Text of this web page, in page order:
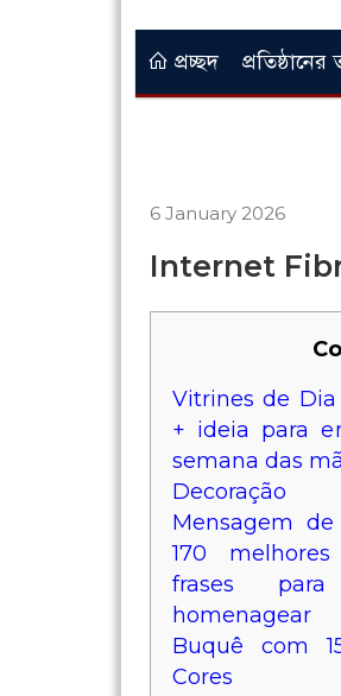
প্রচ্ছদ প্রতিষ্ঠানের
6 January 2026
Internet
Vitrines de Dia
+ ideia para
semana das
Decoração
Mensagem
170
frases
homenagear
Buquê com
Cores